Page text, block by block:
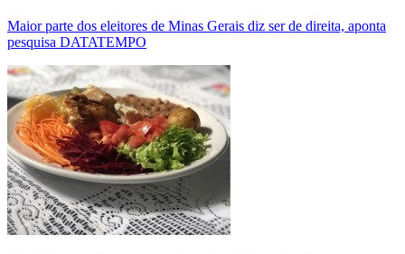
Maior parte dos eleitores de Minas Gerais diz ser de direita, aponta
pesquisa DATATEMPO